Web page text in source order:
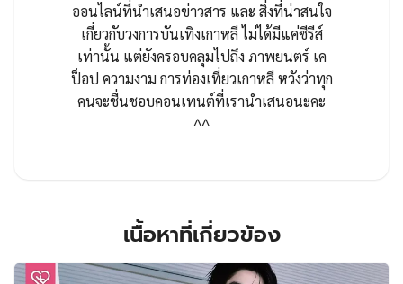
ออนไลน์ที่นำเสนอข่าวสาร และ สิ่งที่น่าสนใจ
เกี่ยวกับวงการบันเทิงเกาหลี ไม่ได้มีแค่ซีรีส์
เท่านั้น แต่ยังครอบคลุมไปถึง ภาพยนตร์ เค
ป็อป ความงาม การท่องเที่ยวเกาหลี หวังว่าทุก
คนจะชื่นชอบคอนเทนต์ที่เรานำเสนอนะคะ
^^
เนื้อหาที่เกี่ยวข้อง